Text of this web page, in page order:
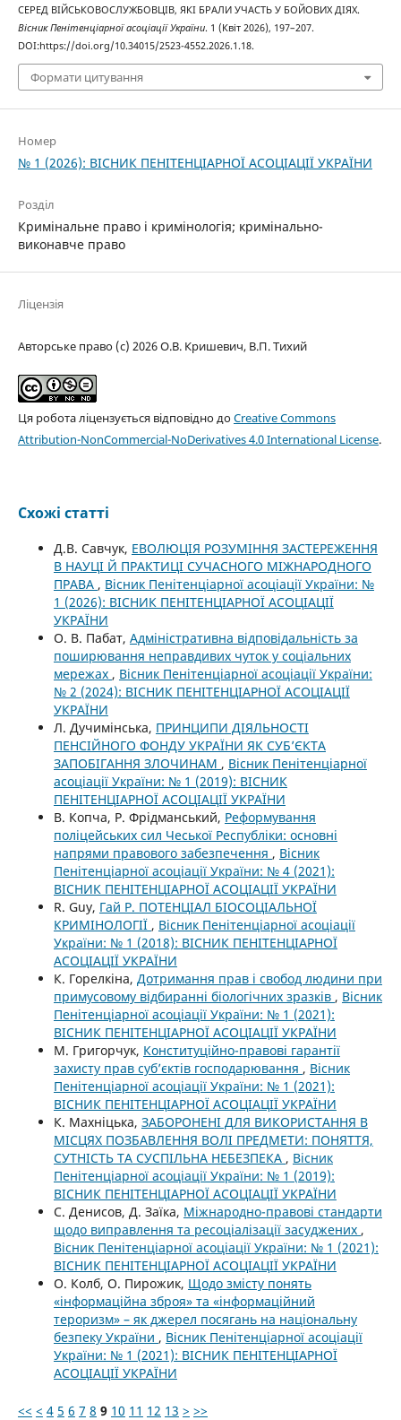
СЕРЕД ВІЙСЬКОВОСЛУЖБОВЦІВ, ЯКІ БРАЛИ УЧАСТЬ У БОЙОВИХ ДІЯХ.
Вісник Пенітенціарної асоціації України. 1 (Квіт 2026), 197–207.
DOI:https://doi.org/10.34015/2523-4552.2026.1.18.
Формати цитування
Номер
№ 1 (2026): ВІСНИК ПЕНІТЕНЦІАРНОЇ АСОЦІАЦІЇ УКРАЇНИ
Розділ
Кримінальне право і кримінологія; кримінально-
виконавче право
Ліцензія
Авторське право (c) 2026 О.В. Кришевич, В.П. Тихий
Ця робота ліцензується відповідно доCreative Commons
Attribution-NonCommercial-NoDerivatives 4.0 International License.
Схожі статті
Д.В. Савчук, ЕВОЛЮЦІЯ РОЗУМІННЯ ЗАСТЕРЕЖЕННЯ
В НАУЦІ Й ПРАКТИЦІ СУЧАСНОГО МІЖНАРОДНОГО
ПРАВА , Вісник Пенітенціарної асоціації України: №
1 (2026): ВІСНИК ПЕНІТЕНЦІАРНОЇ АСОЦІАЦІЇ
УКРАЇНИ
О. В. Пабат, Адміністративна відповідальність за
поширювання неправдивих чуток у соціальних
мережах , Вісник Пенітенціарної асоціації України:
№ 2 (2024): ВІСНИК ПЕНІТЕНЦІАРНОЇ АСОЦІАЦІЇ
УКРАЇНИ
Л. Дучимінська, ПРИНЦИПИ ДІЯЛЬНОСТІ
ПЕНСІЙНОГО ФОНДУ УКРАЇНИ ЯК СУБ’ЄКТА
ЗАПОБІГАННЯ ЗЛОЧИНАМ , Вісник Пенітенціарної
асоціації України: № 1 (2019): ВІСНИК
ПЕНІТЕНЦІАРНОЇ АСОЦІАЦІЇ УКРАЇНИ
В. Копча, Р. Фрідманський, Реформування
поліцейських сил Чеської Республіки: основні
напрями правового забезпечення , Вісник
Пенітенціарної асоціації України: № 4 (2021):
ВІСНИК ПЕНІТЕНЦІАРНОЇ АСОЦІАЦІЇ УКРАЇНИ
R. Guy, Гай Р. ПОТЕНЦІАЛ БІОСОЦІАЛЬНОЇ
КРИМІНОЛОГІЇ , Вісник Пенітенціарної асоціації
України: № 1 (2018): ВІСНИК ПЕНІТЕНЦІАРНОЇ
АСОЦІАЦІЇ УКРАЇНИ
К. Горелкіна, Дотримання прав і свобод людини при
примусовому відбиранні біологічних зразків , Вісник
Пенітенціарної асоціації України: № 1 (2021):
ВІСНИК ПЕНІТЕНЦІАРНОЇ АСОЦІАЦІЇ УКРАЇНИ
М. Григорчук, Конституційно-правові гарантії
захисту прав суб’єктів господарювання , Вісник
Пенітенціарної асоціації України: № 1 (2021):
ВІСНИК ПЕНІТЕНЦІАРНОЇ АСОЦІАЦІЇ УКРАЇНИ
К. Махніцька, ЗАБОРОНЕНІ ДЛЯ ВИКОРИСТАННЯ В
МІСЦЯХ ПОЗБАВЛЕННЯ ВОЛІ ПРЕДМЕТИ: ПОНЯТТЯ,
СУТНІСТЬ ТА СУСПІЛЬНА НЕБЕЗПЕКА , Вісник
Пенітенціарної асоціації України: № 1 (2019):
ВІСНИК ПЕНІТЕНЦІАРНОЇ АСОЦІАЦІЇ УКРАЇНИ
С. Денисов, Д. Заїка, Міжнародно-правові стандарти
щодо виправлення та ресоціалізації засуджених ,
Вісник Пенітенціарної асоціації України: № 1 (2021):
ВІСНИК ПЕНІТЕНЦІАРНОЇ АСОЦІАЦІЇ УКРАЇНИ
О. Колб, О. Пирожик, Щодо змісту понять
«інформаційна зброя» та «інформаційний
тероризм» – як джерел посягань на національну
безпеку України , Вісник Пенітенціарної асоціації
України: № 1 (2021): ВІСНИК ПЕНІТЕНЦІАРНОЇ
АСОЦІАЦІЇ УКРАЇНИ
<< < 4 5 6 7 8 9 10 11 12 13 > >>